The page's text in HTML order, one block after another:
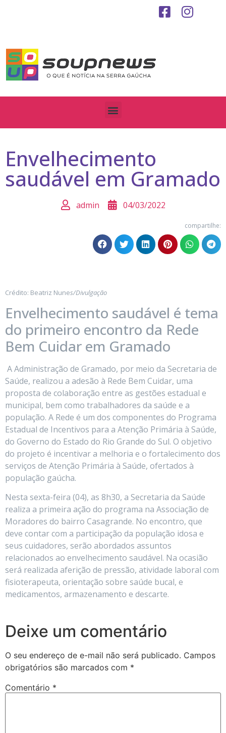
Envelhecimento
saudável em Gramado
admin 04/03/2022
compartilhe:
Crédito: Beatriz Nunes/Divulgação
Envelhecimento saudável é tema
do primeiro encontro da Rede
Bem Cuidar em Gramado
A Administração de Gramado, por meio da Secretaria de
Saúde, realizou a adesão à Rede Bem Cuidar, uma
proposta de colaboração entre as gestões estadual e
municipal, bem como trabalhadores da saúde e a
população. A Rede é um dos componentes do Programa
Estadual de Incentivos para a Atenção Primária à Saúde,
do Governo do Estado do Rio Grande do Sul. O objetivo
do projeto é incentivar a melhoria e o fortalecimento dos
serviços de Atenção Primária à Saúde, ofertados à
população gaúcha.
Nesta sexta-feira (04), as 8h30, a Secretaria da Saúde
realiza a primeira ação do programa na Associação de
Moradores do bairro Casagrande. No encontro, que
deve contar com a participação da população idosa e
seus cuidadores, serão abordados assuntos
relacionados ao envelhecimento saudável. Na ocasião
será realizada aferição de pressão, atividade laboral com
fisioterapeuta, orientação sobre saúde bucal, e
medicamentos, armazenamento e descarte.
Deixe um comentário
O seu endereço de e-mail não será publicado. Campos
obrigatórios são marcados com *
Comentário *